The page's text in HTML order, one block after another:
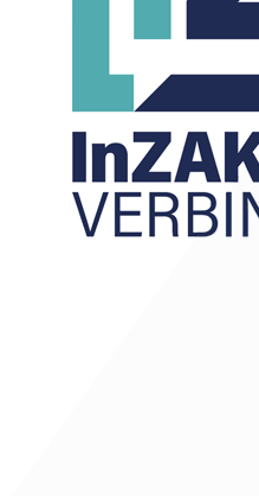
ARTIKELEN
COLUMNS
KORTE ZAKEN